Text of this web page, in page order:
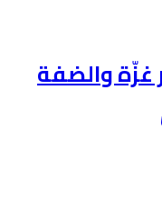
غزّة والضفة